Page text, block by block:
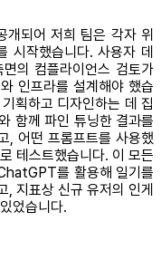
되어 저희 팀은 각자 위
시작했습니다. 사용자 데
의 컴플라이언스 검토가
인프라를 설계해야 했습
획하고 디자인하는 데 집
함께 파인 튜닝한 결과를
, 어떤 프롬프트를 사용했
테스트했습니다. 이 모든
를 활용해 일기를
, 지표상 신규 유저의 인게
었습니다.